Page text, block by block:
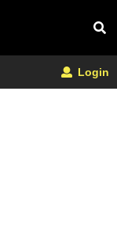
Login